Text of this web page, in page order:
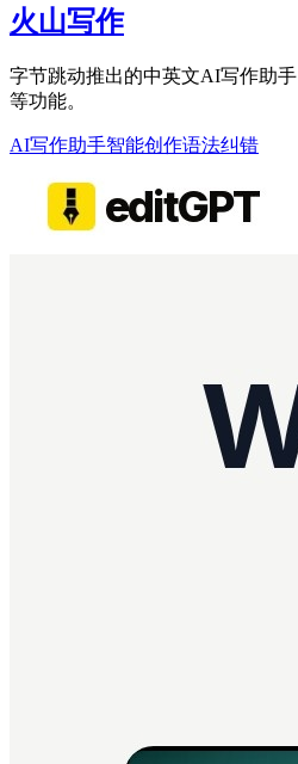
火山写作
字节跳动推出的中英文AI写作助
等功能。
AI写作助手智能创作语法纠错